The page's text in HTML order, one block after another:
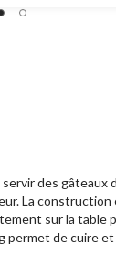
des
La
sur la
permet de cuire